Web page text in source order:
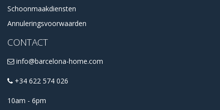
Schoonmaakdiensten
Annuleringsvoorwaarden
CONTACT
info@barcelona-home.com
+34 622 574 026
10am - 6pm